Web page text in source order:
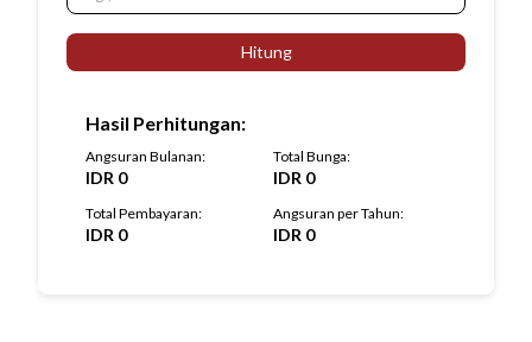
Hitung
Hasil Perhitungan:
Angsuran Bulanan:
IDR 0
Total Bunga:
IDR 0
Total Pembayaran:
IDR 0
Angsuran per Tahun:
IDR 0